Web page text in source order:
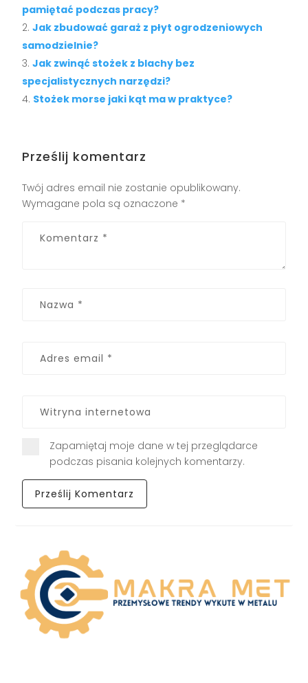
pamiętać podczas pracy?
Jak zbudować garaż z płyt ogrodzeniowych
samodzielnie?
Jak zwinąć stożek z blachy bez
specjalistycznych narzędzi?
Stożek morse jaki kąt ma w praktyce?
Prześlij komentarz
Twój adres email nie zostanie opublikowany.
Wymagane pola są oznaczone *
Zapamiętaj moje dane w tej przeglądarce
podczas pisania kolejnych komentarzy.